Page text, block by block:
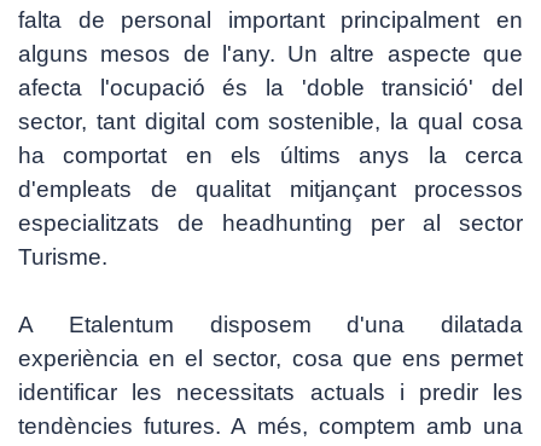
falta de personal important principalment en
alguns mesos de l'any. Un altre aspecte que
afecta l'ocupació és la 'doble transició' del
sector, tant digital com sostenible, la qual cosa
ha comportat en els últims anys la cerca
d'empleats de qualitat mitjançant processos
especialitzats de
headhunting per al sector
Turisme.
A Etalentum disposem d'una dilatada
experiència en el sector, cosa que ens permet
identificar les necessitats actuals i predir les
tendències futures. A més, comptem amb una